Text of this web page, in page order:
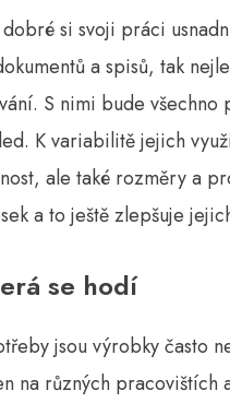
si svoji práci
a spisů, tak
S nimi bude
K variabilitě jejich
ale také rozměry a
a to ještě zlepšuje
se hodí
jsou výrobky často
na různých pracovištích